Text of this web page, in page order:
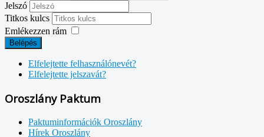
Jelszó
Titkos kulcs
Emlékezzen rám
Belépés
Elfelejtette felhasználónevét?
Elfelejtette jelszavát?
Oroszlány Paktum
Paktuminformációk Oroszlány
Hírek Oroszlány